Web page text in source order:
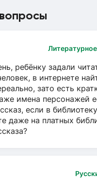
ребёнку задали
в интернете
зато есть
имена персонажей
если в
даже на платных